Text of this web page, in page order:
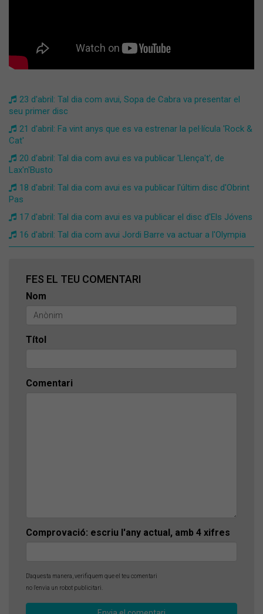
23 d'abril: Tal dia com avui, Sopa de Cabra va presentar el
seu primer disc
21 d'abril: Fa vint anys que es va estrenar la pel·lícula 'Rock &
Cat'
20 d'abril: Tal dia com avui es va publicar 'Llença't', de
Lax'n'Busto
18 d'abril: Tal dia com avui es va publicar l'últim disc d'Obrint
Pas
17 d'abril: Tal dia com avui es va publicar el disc d'Els Jóvens
16 d'abril: Tal dia com avui Jordi Barre va actuar a l'Olympia
FES EL TEU COMENTARI
Nom
Títol
Comentari
Comprovació: escriu l'any actual, amb 4 xifres
D'aquesta manera, verifiquem que el teu comentari
no l'envia un robot publicitari.